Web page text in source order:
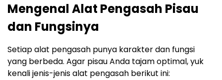
Mengenal Alat Pengasah Pisau
dan Fungsinya
Setiap alat pengasah punya karakter dan fungsi
yang berbeda. Agar pisau Anda tajam optimal, yuk
kenali jenis-jenis alat pengasah berikut ini: